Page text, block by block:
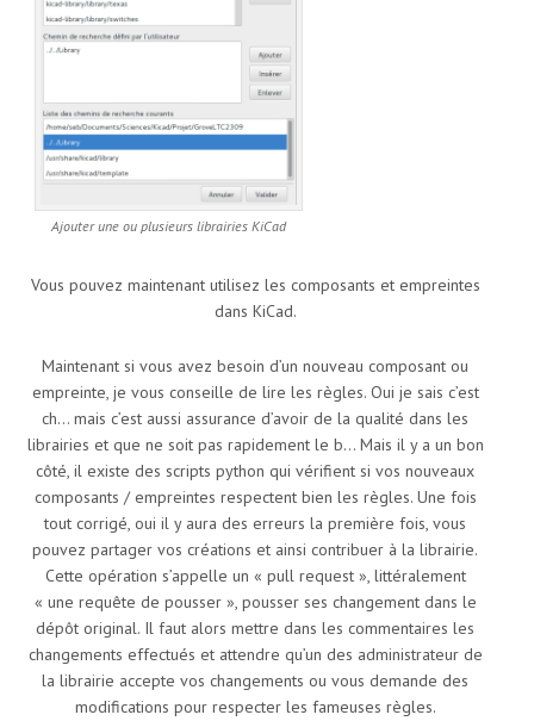
Ajouter une ou plusieurs librairies KiCad
Vous pouvez maintenant utilisez les composants et empreintes
dans KiCad.
Maintenant si vous avez besoin d’un nouveau composant ou
empreinte, je vous conseille de lire les règles. Oui je sais c’est
ch… mais c’est aussi assurance d’avoir de la qualité dans les
librairies et que ne soit pas rapidement le b… Mais il y a un bon
côté, il existe des scripts python qui vérifient si vos nouveaux
composants / empreintes respectent bien les règles. Une fois
tout corrigé, oui il y aura des erreurs la première fois, vous
pouvez partager vos créations et ainsi contribuer à la librairie.
Cette opération s’appelle un « pull request », littéralement
« une requête de pousser », pousser ses changement dans le
dépôt original. Il faut alors mettre dans les commentaires les
changements effectués et attendre qu’un des administrateur de
la librairie accepte vos changements ou vous demande des
modifications pour respecter les fameuses règles.